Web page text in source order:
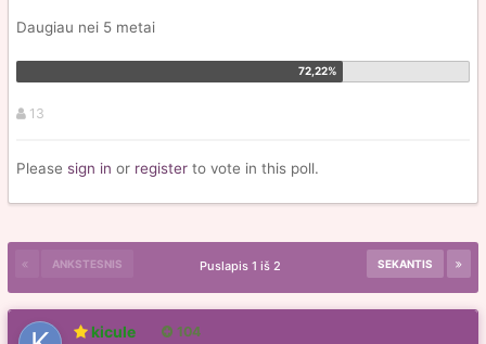
Daugiau nei 5 metai
13
Please sign in or register to vote in this poll.
ANKSTESNIS SEKANTIS
Puslapis 1 iš 2
kicule 104